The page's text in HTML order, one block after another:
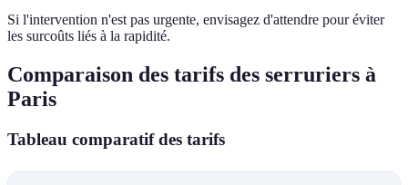
Si l'intervention n'est pas urgente, envisagez d'attendre pour éviter
les surcoûts liés à la rapidité.
Comparaison des tarifs des serruriers à
Paris
Tableau comparatif des tarifs